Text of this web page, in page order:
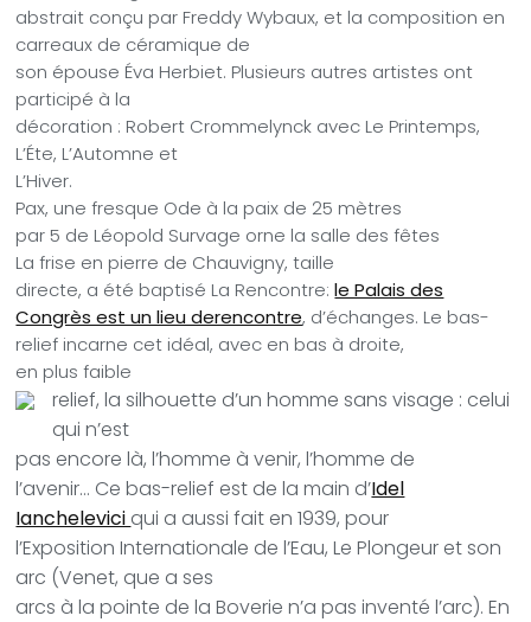
abstrait conçu par Freddy Wybaux, et la composition en
carreaux de céramique de
son épouse Éva Herbiet. Plusieurs autres artistes ont
participé à la
décoration : Robert Crommelynck avec Le Printemps,
L’Éte, L’Automne et
L’Hiver.
Pax, une fresque Ode à la paix de 25 mètres
par 5 de Léopold Survage orne la salle des fêtes
La frise en pierre de Chauvigny, taille
directe, a été baptisé La Rencontre:le Palais des
Congrès est un lieu derencontre, d’échanges. Le bas-
relief incarne cet idéal, avec en bas à droite,
en plus faible
relief, la silhouette d’un homme sans visage : celui
qui n’est
pas encore là, l’homme à venir, l’homme de
l’avenir… Ce bas-relief est de la main d’Idel
Ianchelevici qui a aussi fait en 1939, pour
l’Exposition Internationale de l’Eau, Le Plongeur et son
arc (Venet, que a ses
arcs à la pointe de la Boverie n’a pas inventé l’arc). En